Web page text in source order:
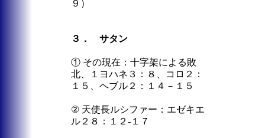
９）
３． サタン
① その現在：十字架による敗
北、１ヨハネ３：８、コロ２：
１５、ヘブル２：１４－１５
② 天使長ルシファー：エゼキエ
ル２８：１２-１７